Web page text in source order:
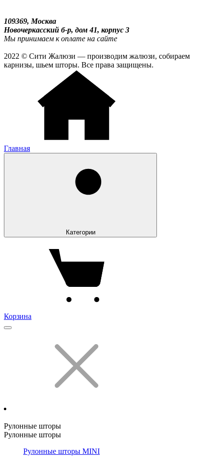
109369, Москва
Новочеркасский б-р, дом 41, корпус 3
Мы принимаем к оплате на сайте
2022 © Сити Жалюзи — производим жалюзи, собираем
карнизы, шьем шторы. Все права защищены.
Главная
Категории
Корзина
Рулонные шторы
Рулонные шторы
Рулонные шторы MINI